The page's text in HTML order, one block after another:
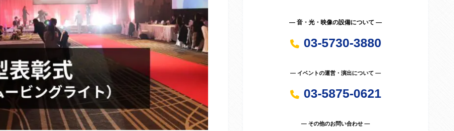
― 音・光・映像の設備について ―
03-5730-3880
― イベントの運営・演出について ―
03-5875-0621
― その他のお問い合わせ ―